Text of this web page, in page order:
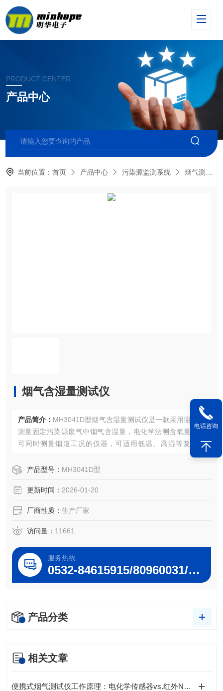
PRODUCT CENTER
产品中心
当前位置：首页 产品中心 污染源监测系统 烟气测试仪
烟气含湿量测试仪
产品简介： MH3041D型烟气含湿量测试仪是一款采用阻容法
测量固定污染源废气中烟气含湿量，电化学法测含氧量，并
可同时测量烟道工况的仪器，可适用低温、高湿等复杂工
产品型号： MH3041D型
更新时间： 2026-01-20
厂商性质： 生产厂家
访问量： 11661
服务热线
0532-84615915/80960031/80960032
产品分类
相关文章
便携式烟气测试仪工作原理：电化学传感器vs.红外NDIR技术对比
电话咨询